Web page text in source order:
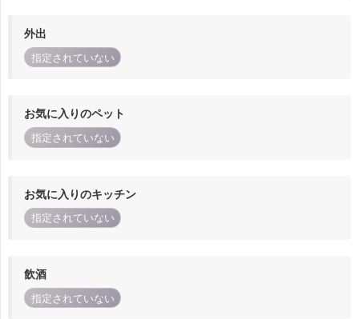
外出
指定されていない
お気に入りのペット
指定されていない
お気に入りのキッチン
指定されていない
飲酒
指定されていない